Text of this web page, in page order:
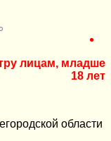
лицам, младше
18 лет
области